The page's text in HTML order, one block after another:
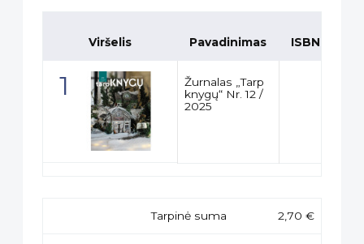
Viršelis Pavadinimas ISBN
Žurnalas „Tarp
knygų“ Nr. 12 /
2025
Tarpinė suma 2,70 €